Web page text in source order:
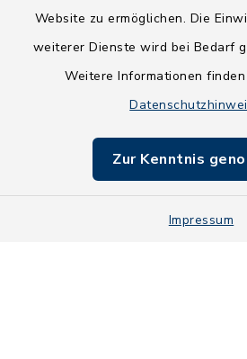
Website zu ermöglichen. Die
weiterer Dienste wird bei Bedarf
Weitere Informationen
Zur Kenntnis
Impressum
Impressum
Sitemap